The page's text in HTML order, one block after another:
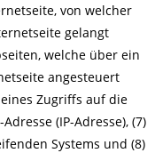
von welcher
gelangt
welche über ein
angesteuert
Zugriffs auf die
(IP-Adresse), (7)
Systems und (8)